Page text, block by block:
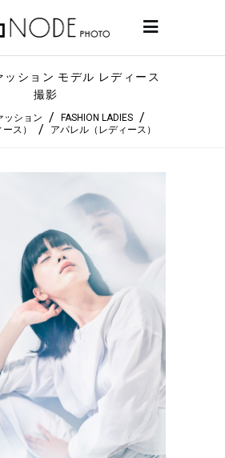
ッション モデル レディース
撮影
ッション / FASHION LADIES /
ス） / アパレル（レディース）